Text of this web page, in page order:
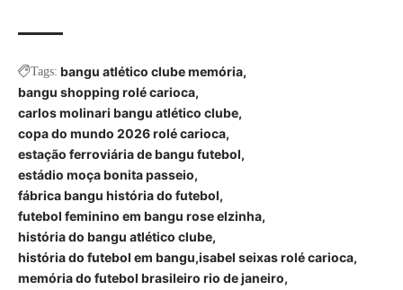
Tags: bangu atlético clube memória
bangu shopping rolé carioca
carlos molinari bangu atlético clube
copa do mundo 2026 rolé carioca
estação ferroviária de bangu futebol
estádio moça bonita passeio
fábrica bangu história do futebol
futebol feminino em bangu rose elzinha
história do bangu atlético clube
história do futebol em bangu isabel seixas rolé carioca
memória do futebol brasileiro rio de janeiro